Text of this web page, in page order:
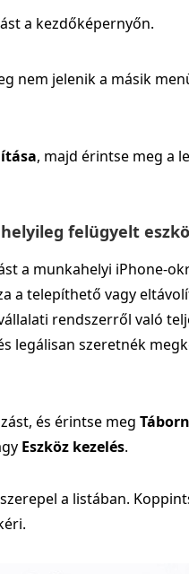
a kezdőképernyőn.
nem jelenik a másik
, majd érintse meg a
felügyelt
a munkahelyi iPhone-
a telepíthető vagy
rendszerről való
legálisan szeretnék
és érintse meg
Eszköz kezelés.
a listában.